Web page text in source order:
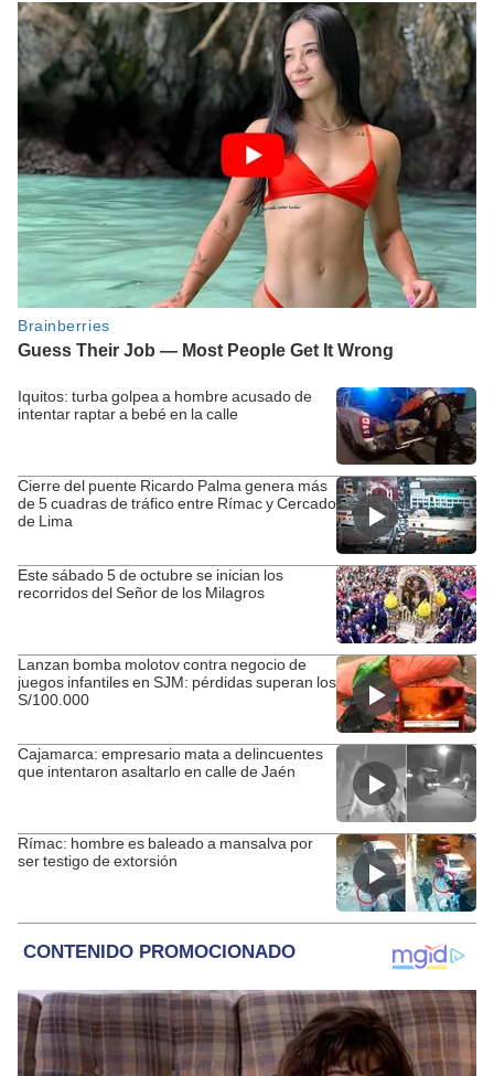
Iquitos: turba golpea a hombre acusado de
intentar raptar a bebé en la calle
Cierre del puente Ricardo Palma genera más
de 5 cuadras de tráfico entre Rímac y Cercado
de Lima
Este sábado 5 de octubre se inician los
recorridos del Señor de los Milagros
Lanzan bomba molotov contra negocio de
juegos infantiles en SJM: pérdidas superan los
S/100.000
Cajamarca: empresario mata a delincuentes
que intentaron asaltarlo en calle de Jaén
Rímac: hombre es baleado a mansalva por
ser testigo de extorsión